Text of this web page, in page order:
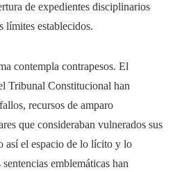
de expedientes disciplinarios
límites establecidos.
contempla contrapesos. El
Tribunal Constitucional han
recursos de amparo
que consideraban vulnerados sus
así el espacio de lo lícito y lo
emblemáticas han